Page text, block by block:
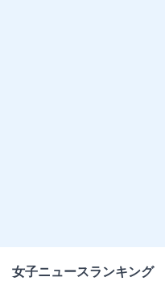
女子ニュースランキング